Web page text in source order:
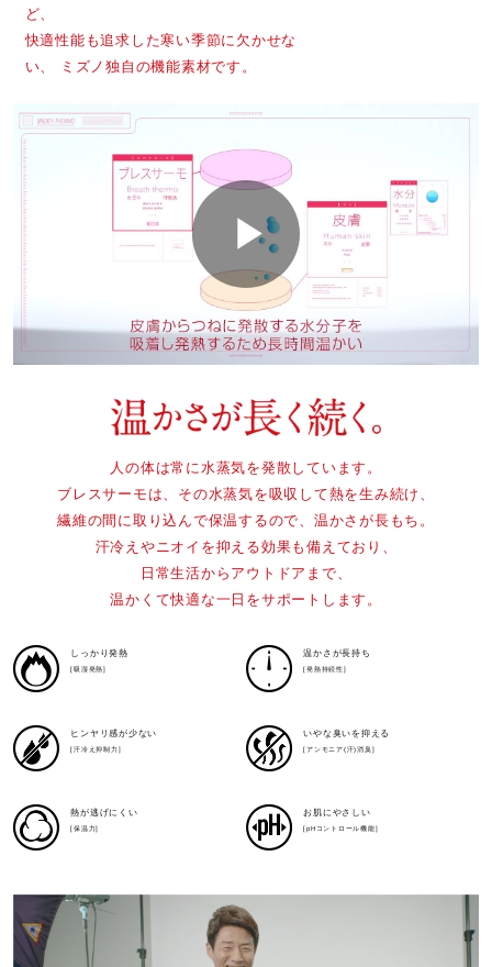
ど、
快適性能も追求した寒い季節に欠かせな
い、
ミズノ独自の機能素材です。
P
l
a
y
d
人の体は常に水蒸気を発散しています。
ブレスサーモは、その水蒸気を吸収して熱を生み続け、
繊維の間に取り込んで保温するので、温かさが長もち。
汗冷えやニオイを抑える効果も備えており、
日常生活からアウトドアまで、
温かくて快適な一日をサポートします。
しっかり発熱
[吸湿発熱]
温かさが長持ち
[発熱持続性]
ヒンヤリ感が少ない
[汗冷え抑制力]
いやな臭いを抑える
[アンモニア(汗)消臭]
熱が逃げにくい
[保温力]
お肌にやさしい
[pHコントロール機能]